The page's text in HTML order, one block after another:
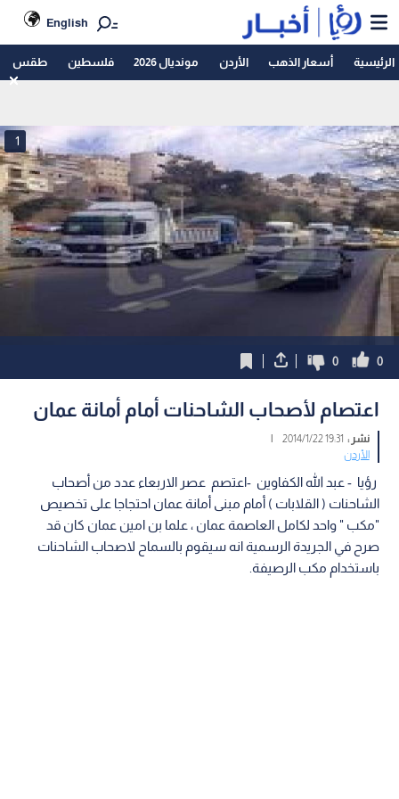
English
الرئيسية أسعار الذهب الأردن مونديال 2026 فلسطين طقس
1
0
0
اعتصام لأصحاب الشاحنات أمام أمانة عمان
نشر : 19:31 2014/1/22
|
الأردن
رؤيا - عبد الله الكفاوين -اعتصم عصر الاربعاء عدد من أصحاب
الشاحنات ( القلابات ) أمام مبنى أمانة عمان احتجاجا على تخصيص
"مكب " واحد لكامل العاصمة عمان ، علما بن امين عمان كان قد
صرح في الجريدة الرسمية انه سيقوم بالسماح لاصحاب الشاحنات
باستخدام مكب الرصيفة.